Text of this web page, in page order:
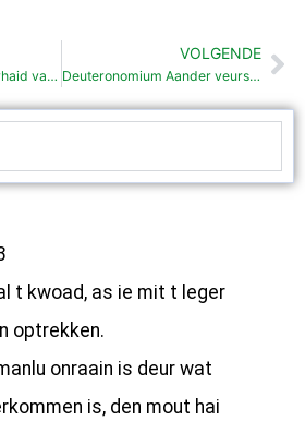
Deuteronomium Zuverhaid van gemainte (23: 1- 9)
VOLGENDE
Deuteronomium Aander veurschriften (23:16-26)
t kwoad, as ie mit t leger
optrekken.
onraain is deur wat
is, den mout hai